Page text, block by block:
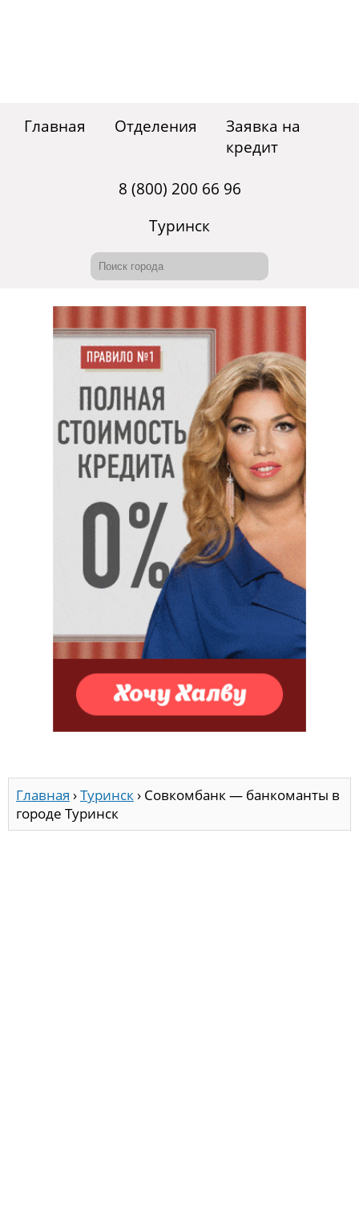
Главная Отделения
Заявка на
кредит
8 (800) 200 66 96
Туринск
Главная ›Туринск› Совкомбанк — банкоманты в
городе Туринск